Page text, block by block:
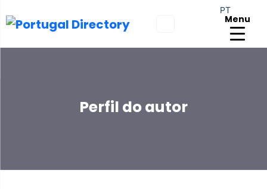
Menu
Perfil do autor
PT